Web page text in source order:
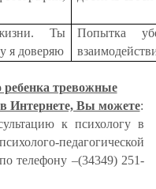
Ты
я доверяю
Попытка
ребенка тревожные
Интернете, Вы можете:
к психологу в
педагогической
телефону –(34349) 251-